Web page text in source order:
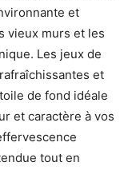
et
vieux murs et les
Les jeux de
et
de fond idéale
et caractère à vos
tout en